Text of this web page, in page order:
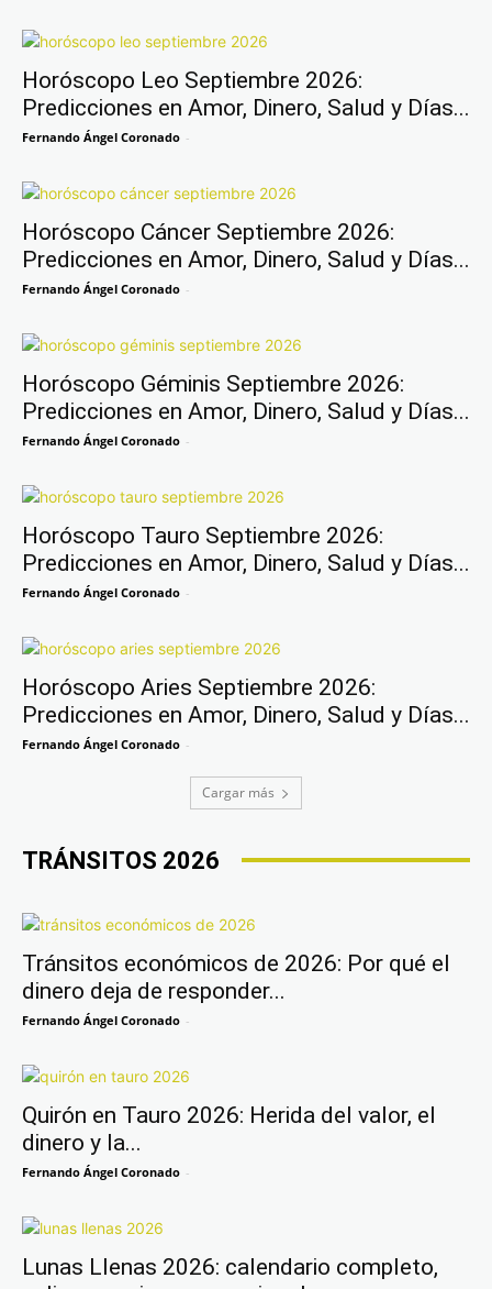
Horóscopo Leo Septiembre 2026:
Predicciones en Amor, Dinero, Salud y Días...
Fernando Ángel Coronado -
Horóscopo Cáncer Septiembre 2026:
Predicciones en Amor, Dinero, Salud y Días...
Fernando Ángel Coronado -
Horóscopo Géminis Septiembre 2026:
Predicciones en Amor, Dinero, Salud y Días...
Fernando Ángel Coronado -
Horóscopo Tauro Septiembre 2026:
Predicciones en Amor, Dinero, Salud y Días...
Fernando Ángel Coronado -
Horóscopo Aries Septiembre 2026:
Predicciones en Amor, Dinero, Salud y Días...
Fernando Ángel Coronado -
Cargar más
TRÁNSITOS 2026
Tránsitos económicos de 2026: Por qué el
dinero deja de responder...
Fernando Ángel Coronado -
Quirón en Tauro 2026: Herida del valor, el
dinero y la...
Fernando Ángel Coronado -
Lunas Llenas 2026: calendario completo,